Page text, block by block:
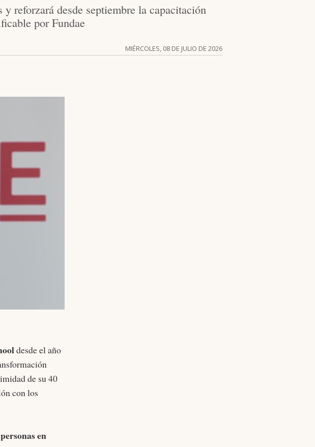
reforzará desde septiembre la capacitación
por Fundae
MIÉRCOLES, 08 DE JULIO DE 2026
desde el año
de su 40
con los
en